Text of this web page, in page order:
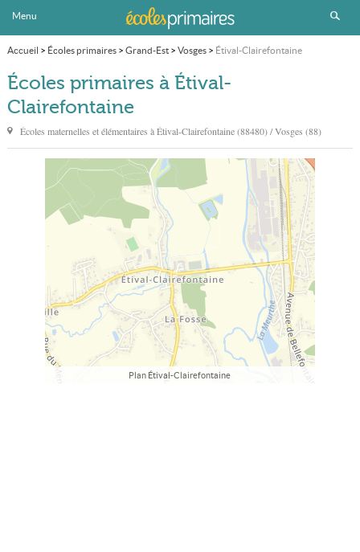
Menu
Accueil > Écoles primaires> Grand-Est> Vosges> Étival-Clairefontaine
Écoles primaires à Étival-
Clairefontaine
Écoles maternelles et élémentaires àÉtival-Clairefontaine(88480) / Vosges (88)
Plan Étival-Clairefontaine